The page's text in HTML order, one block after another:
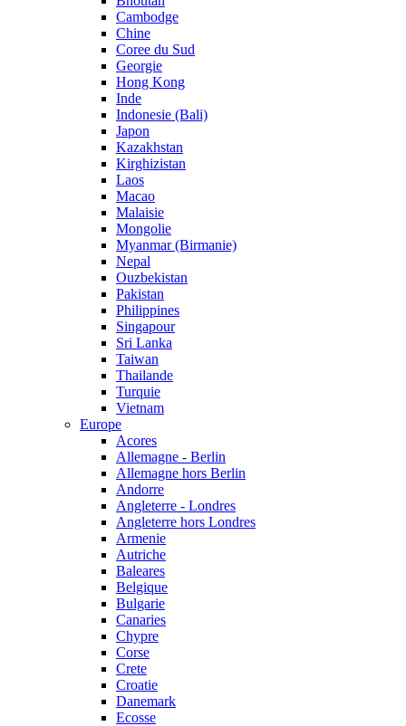
Cambodge
Chine
Coree du Sud
Georgie
Hong Kong
Inde
Indonesie (Bali)
Japon
Kazakhstan
Kirghizistan
Laos
Macao
Malaisie
Mongolie
Myanmar (Birmanie)
Nepal
Ouzbekistan
Pakistan
Philippines
Singapour
Sri Lanka
Taiwan
Thailande
Turquie
Vietnam
Europe
Acores
Allemagne - Berlin
Allemagne hors Berlin
Andorre
Angleterre - Londres
Angleterre hors Londres
Armenie
Autriche
Baleares
Belgique
Bulgarie
Canaries
Chypre
Corse
Crete
Croatie
Danemark
Ecosse